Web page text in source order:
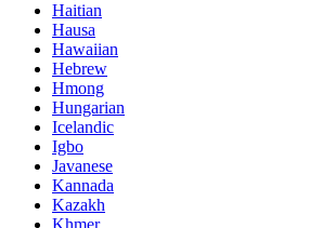
Haitian
Hausa
Hawaiian
Hebrew
Hmong
Hungarian
Icelandic
Igbo
Javanese
Kannada
Kazakh